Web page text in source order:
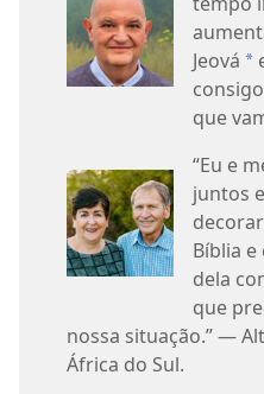
Jeová a
que
“Eu e
juntos
Bíblia
dela
que
nossa situação.” —
África do Sul.